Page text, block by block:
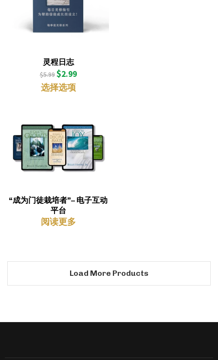
灵程日志
$5.99 $2.99
选择选项
“成为门徒栽培者”– 电子互动
平台
阅读更多
Load More Products